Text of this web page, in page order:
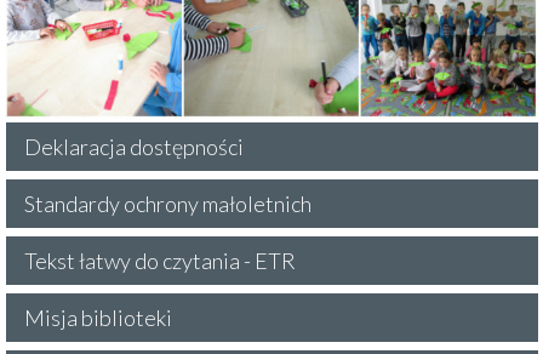
Deklaracja dostępności
Standardy ochrony małoletnich
Tekst łatwy do czytania - ETR
Misja biblioteki